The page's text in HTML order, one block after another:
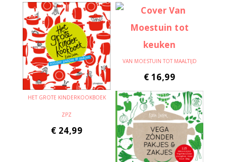
HET GROTE KINDERKOOKBOEK
ZPZ
€ 24,99
VAN MOESTUIN TOT MAALTIJD
€ 16,99